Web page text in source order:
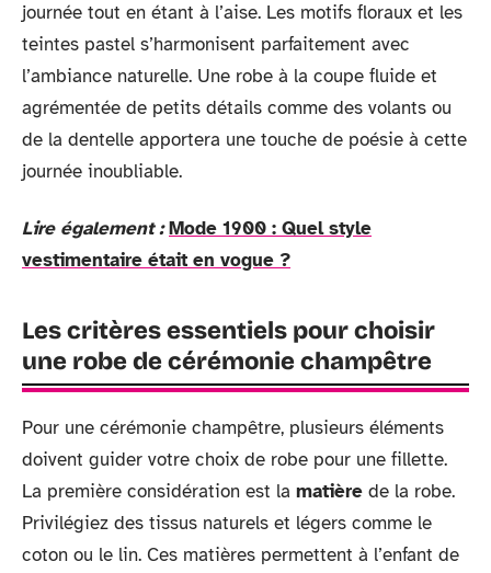
journée tout en étant à l’aise. Les motifs floraux et les
teintes pastel s’harmonisent parfaitement avec
l’ambiance naturelle. Une robe à la coupe fluide et
agrémentée de petits détails comme des volants ou
de la dentelle apportera une touche de poésie à cette
journée inoubliable.
Lire également : Mode 1900 : Quel style
vestimentaire était en vogue ?
Les critères essentiels pour choisir
une robe de cérémonie champêtre
Pour une cérémonie champêtre, plusieurs éléments
doivent guider votre choix de robe pour une fillette.
La première considération est la matière de la robe.
Privilégiez des tissus naturels et légers comme le
coton ou le lin. Ces matières permettent à l’enfant de